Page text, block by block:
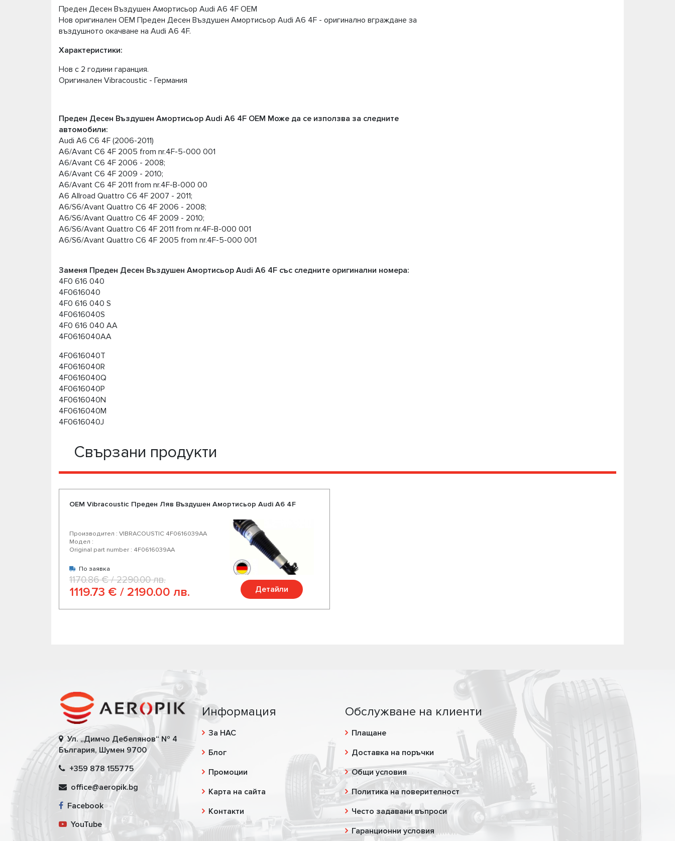
Преден Десен Въздушен Амортисьор Audi A6 4F OEM
Нов оригинален OEM Преден Десен Въздушен Амортисьор Audi A6 4F - оригинално вграждане за
въздушното окачване на Audi A6 4F.
Характеристики:
Нов с 2 години гаранция.
Оригинален Vibracoustic - Германия
Преден Десен Въздушен Амортисьор Audi A6 4F OEM Може да се използва за следните
автомобили:
Audi A6 C6 4F (2006-2011)
A6/Avant C6 4F 2005 from nr.4F-5-000 001
A6/Avant C6 4F 2006 - 2008;
A6/Avant C6 4F 2009 - 2010;
A6/Avant C6 4F 2011 from nr.4F-B-000 00
A6 Allroad Quattro C6 4F 2007 - 2011;
A6/S6/Avant Quattro C6 4F 2006 - 2008;
A6/S6/Avant Quattro C6 4F 2009 - 2010;
A6/S6/Avant Quattro C6 4F 2011 from nr.4F-B-000 001
A6/S6/Avant Quattro C6 4F 2005 from nr.4F-5-000 001
Заменя Преден Десен Въздушен Амортисьор Audi A6 4F със следните оригинални номера:
4F0 616 040
4F0616040
4F0 616 040 S
4F0616040S
4F0 616 040 AA
4F0616040AA
4F0616040T
4F0616040R
4F0616040Q
4F0616040P
4F0616040N
4F0616040M
4F0616040J
Свързани продукти
OEM Vibracoustic Преден Ляв Въздушен Амортисьор Audi A6 4F
Производител : VIBRACOUSTIC 4F0616039AA
Модел :
Original part number : 4F0616039AA
По заявка
1170.86 € / 2290.00 лв.
1119.73 € / 2190.00 лв. Детайли
Ул. „Димчо Дебелянов“ № 4
България, Шумен 9700
+359 878 155775
office@aeropik.bg
Facebook
YouTube
Информация
За НАС
Блог
Промоции
Карта на сайта
Контакти
Обслужване на клиенти
Плащане
Доставка на поръчки
Общи условия
Политика на поверителност
Често задавани въпроси
Гаранционни условия